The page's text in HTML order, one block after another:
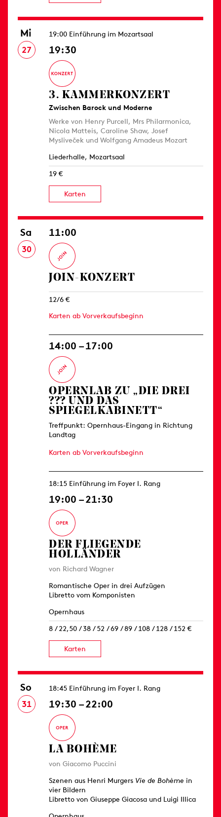
Mi
27
19:00 Einführung im Mozartsaal
19:30
3. KAMMER­KONZERT
Zwischen Barock und Moderne
Werke von Henry Purcell, Mrs Philarmonica,
Nicola Matteis, Caroline Shaw, Josef
Mysliveček und Wolfgang Amadeus Mozart
Liederhalle, Mozartsaal
19 €
Karten
Sa
30
11:00
JOIN-KONZERT
12/6 €
Karten ab Vorverkaufsbeginn
14:00 – 17:00
OPERNLAB ZU „DIE DREI
??? UND DAS
SPIEGELKABINETT“
Treffpunkt: Opernhaus-Eingang in Richtung
Landtag
Karten ab Vorverkaufsbeginn
18:15 Einführung im Foyer I. Rang
19:00 – 21:30
DER FLIEGENDE
HOLLÄNDER
von Richard Wagner
Romantische Oper in drei Aufzügen
Libretto vom Komponisten
Opernhaus
8 / 22,50 / 38 / 52 / 69 / 89 / 108 / 128 / 152 €
Karten
So
31
18:45 Einführung im Foyer I. Rang
19:30 – 22:00
LA BOHÈME
von Giacomo Puccini
Szenen aus Henri Murgers Vie de Bohème in
vier Bildern
Libretto von Giuseppe Giacosa und Luigi Illica